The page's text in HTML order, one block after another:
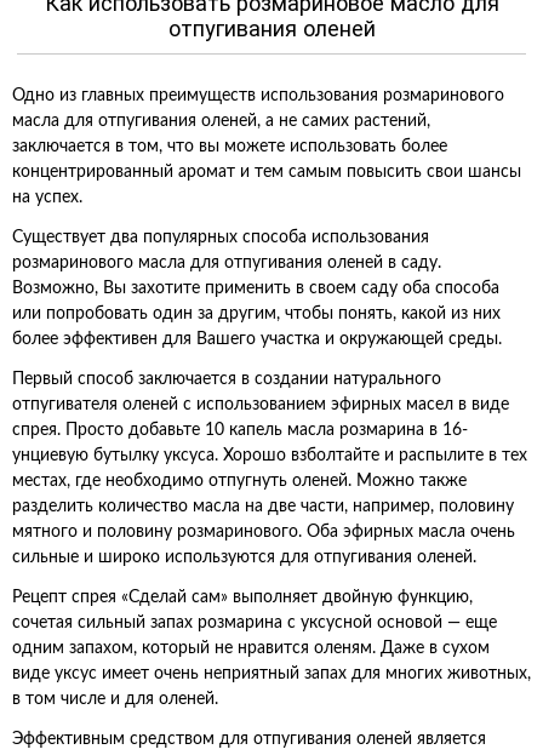
отпугивания оленей
Одно из главных преимуществ использования розмаринового
масла для отпугивания оленей, а не самих растений,
заключается в том, что вы можете использовать более
концентрированный аромат и тем самым повысить свои шансы
на успех.
Существует два популярных способа использования
розмаринового масла для отпугивания оленей в саду.
Возможно, Вы захотите применить в своем саду оба способа
или попробовать один за другим, чтобы понять, какой из них
более эффективен для Вашего участка и окружающей среды.
Первый способ заключается в создании натурального
отпугивателя оленей с использованием эфирных масел в виде
спрея. Просто добавьте 10 капель масла розмарина в 16-
унциевую бутылку уксуса. Хорошо взболтайте и распылите в тех
местах, где необходимо отпугнуть оленей. Можно также
разделить количество масла на две части, например, половину
мятного и половину розмаринового. Оба эфирных масла очень
сильные и широко используются для отпугивания оленей.
Рецепт спрея «Сделай сам» выполняет двойную функцию,
сочетая сильный запах розмарина с уксусной основой — еще
одним запахом, который не нравится оленям. Даже в сухом
виде уксус имеет очень неприятный запах для многих животных,
в том числе и для оленей.
Эффективным средством для отпугивания оленей является